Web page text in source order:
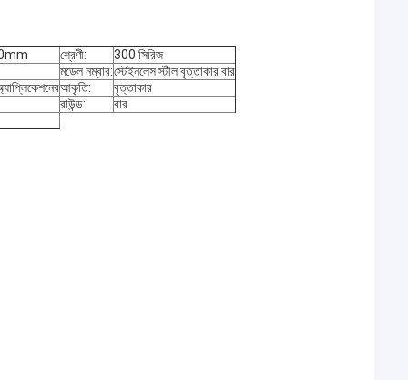
শ্রেণী:
300 সিরিজ
মডেল নম্বার:স্টেইনলেস স্টীল বৃত্তাকার বার
আকৃতি:
বৃত্তাকার
রাউন্ড:
বার